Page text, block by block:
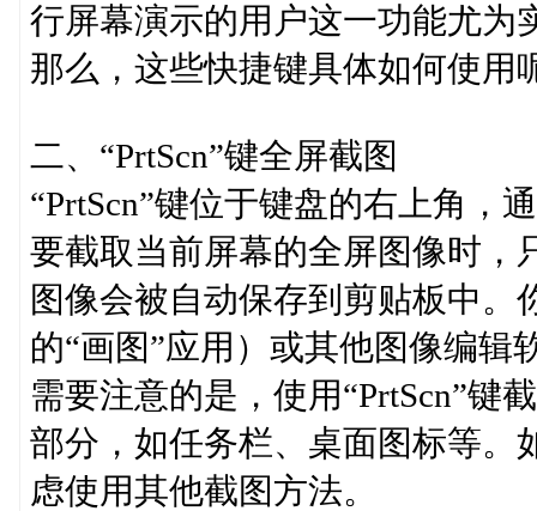
行屏幕演示的用户这一功能尤为
那么，这些快捷键具体如何使用
二、“PrtScn”键全屏截图
“PrtScn”键位于键盘的右上角，
要截取当前屏幕的全屏图像时，
图像会被自动保存到剪贴板中。
的“画图”应用）或其他图像编辑
需要注意的是，使用“PrtScn”键
部分，如任务栏、桌面图标等。
虑使用其他截图方法。